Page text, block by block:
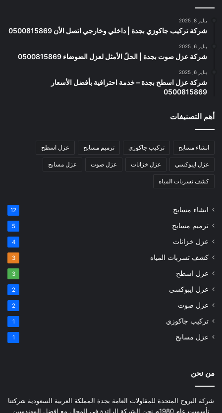
يناير 8, 2025
شركة تركيب جاكوزي بجدة | داخلي وخارجي اتصل الأن 0500815869
يناير 6, 2025
شركة عزل صوت بجدة | الحلّ الأمثل لعزل الضوضاء 0500815869
يناير 6, 2025
شركة عزل اسطح بجدة – خدمة احترافية بأفضل الأسعار
0500815869
أهم التصنيفات
انشاء مسابح تركيب جاكوزي ترميم مسابح عزل اسطح
عزل ايبوكسي عزل خزانات عزل صوت عزل مسابح
كشف تسربات المياه
انشاء مسابح 12
ترميم مسابح 5
عزل خزانات 4
كشف تسربات المياه 3
عزل اسطح 3
عزل ايبوكسي 2
عزل صوت 2
تركيب جاكوزي 1
عزل مسابح 1
من نحن
شركة البروج المتحدة للمقاولات العامة بجدة المملكة العربية السعودية شركتنا
تأسست عام 1980م نحن الشركة الرائدة في المجال مع افضل المهندسين